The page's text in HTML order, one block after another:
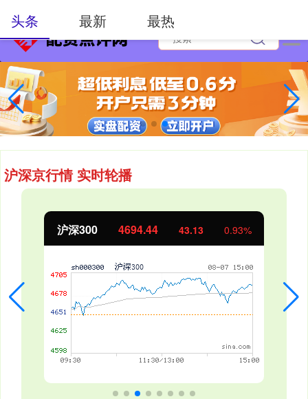
沪深京行情 实时轮播
北证50 1134.24 11.37 1.01%
头条 最新 最热